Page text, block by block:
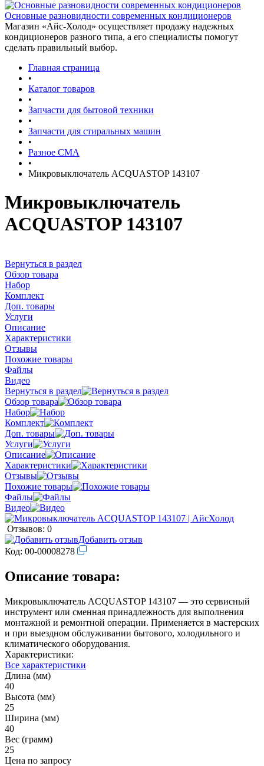
Основные разновидности современных кондиционеров
Магазин «Айс-Холод» осуществляет продажу надежных
кондиционеров разного типа, а его специалисты помогут
сделать правильный выбор.
Главная страница
•
Каталог товаров
•
Запчасти для бытовой техники
•
Запчасти для стиральных машин
•
Разное СМА
•
Микровыключатель ACQUASTOP 143107
Микровыключатель
ACQUASTOP 143107
Вернуться в раздел
Обзор товара
Набор
Комплект
Доп. товары
Услуги
Описание
Характеристики
Отзывы
Похожие товары
Файлы
Видео
Вернуться в раздел
Обзор товара
Набор
Комплект
Доп. товары
Услуги
Описание
Характеристики
Отзывы
Похожие товары
Файлы
Видео
Отзывов: 0
Добавить отзыв
Код: 00-00008278
Описание товара:
Микровыключатель ACQUASTOP 143107 — это сервисный
инструмент или сменная принадлежность для выполнения
монтажной и ремонтной операции. Применяется в мастерских
и при выездном обслуживании бытового, холодильного и
климатического оборудования.
Характеристики:
Все характеристики
Длина (мм)
40
Высота (мм)
25
Ширина (мм)
40
Вес (грамм)
25
Цена по запросу